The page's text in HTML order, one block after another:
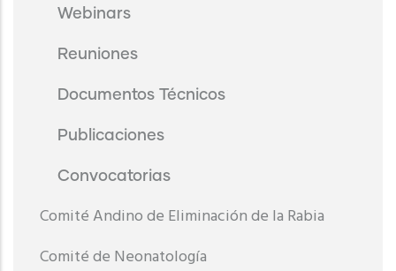
Webinars
Reuniones
Documentos Técnicos
Publicaciones
Convocatorias
Comité Andino de Eliminación de la Rabia
Comité de Neonatología